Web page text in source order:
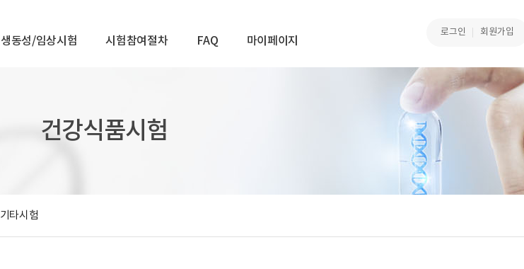
생동성/임상시험 시험참여절차 FAQ 마이페이지
로그인 회원가입
건강식품시험
기타시험